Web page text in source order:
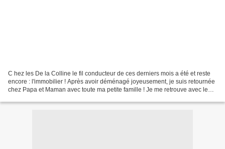
C hez les De la Colline le fil conducteur de ces derniers mois a été et reste
encore : l'immobilier ! Après avoir déménagé joyeusement, je suis retournée
chez Papa et Maman avec toute ma petite famille ! Je me retrouve avec le